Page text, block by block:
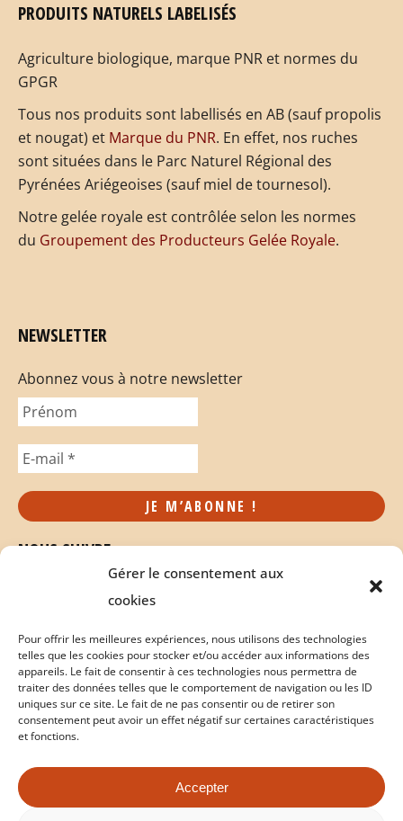
Gérer le consentement aux
cookies
Pour offrir les meilleures expériences, nous utilisons des technologies
telles que les cookies pour stocker et/ou accéder aux informations des
appareils. Le fait de consentir à ces technologies nous permettra de
traiter des données telles que le comportement de navigation ou les ID
uniques sur ce site. Le fait de ne pas consentir ou de retirer son
consentement peut avoir un effet négatif sur certaines caractéristiques
et fonctions.
Accepter
PRODUITS NATURELS LABELISÉS
Agriculture biologique, marque PNR et normes du
GPGR
Tous nos produits sont labellisés en AB (sauf propolis
et nougat) et Marque du PNR. En effet, nos ruches
sont situées dans le Parc Naturel Régional des
Pyrénées Ariégeoises (sauf miel de tournesol).
Notre gelée royale est contrôlée selon les normes
du Groupement des Producteurs Gelée Royale.
NEWSLETTER
Abonnez vous à notre newsletter
NOUS SUIVRE
Politique de cookies Conditions Générales de Vente